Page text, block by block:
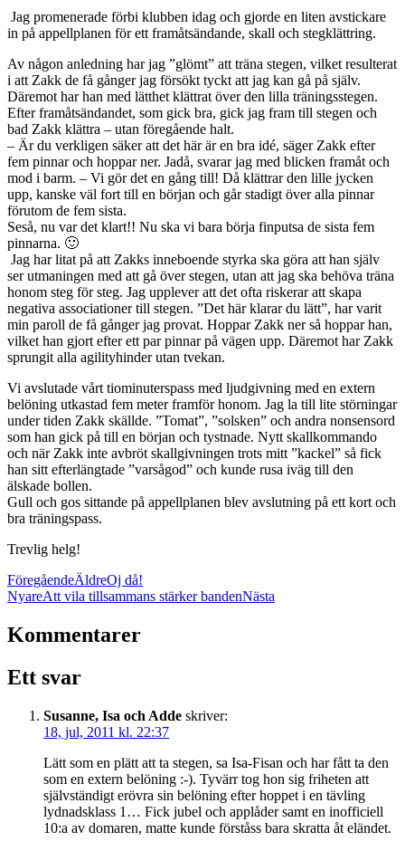
Jag promenerade förbi klubben idag och gjorde en liten avstickare
in på appellplanen för ett framåtsändande, skall och stegklättring.
Av någon anledning har jag ”glömt” att träna stegen, vilket resulterat
i att Zakk de få gånger jag försökt tyckt att jag kan gå på själv.
Däremot har han med lätthet klättrat över den lilla träningsstegen.
Efter framåtsändandet, som gick bra, gick jag fram till stegen och
bad Zakk klättra – utan föregående halt.
– Är du verkligen säker att det här är en bra idé, säger Zakk efter
fem pinnar och hoppar ner. Jadå, svarar jag med blicken framåt och
mod i barm. – Vi gör det en gång till! Då klättrar den lille jycken
upp, kanske väl fort till en början och går stadigt över alla pinnar
förutom de fem sista.
Seså, nu var det klart!! Nu ska vi bara börja finputsa de sista fem
pinnarna. 🙂
Jag har litat på att Zakks inneboende styrka ska göra att han själv
ser utmaningen med att gå över stegen, utan att jag ska behöva träna
honom steg för steg. Jag upplever att det ofta riskerar att skapa
negativa associationer till stegen. ”Det här klarar du lätt”, har varit
min paroll de få gånger jag provat. Hoppar Zakk ner så hoppar han,
vilket han gjort efter ett par pinnar på vägen upp. Däremot har Zakk
sprungit alla agilityhinder utan tvekan.
Vi avslutade vårt tiominuterspass med ljudgivning med en extern
belöning utkastad fem meter framför honom. Jag la till lite störningar
under tiden Zakk skällde. ”Tomat”, ”solsken” och andra nonsensord
som han gick på till en början och tystnade. Nytt skallkommando
och när Zakk inte avbröt skallgivningen trots mitt ”kackel” så fick
han sitt efterlängtade ”varsågod” och kunde rusa iväg till den
älskade bollen.
Gull och gos sittande på appellplanen blev avslutning på ett kort och
bra träningspass.
Trevlig helg!
FöregåendeÄldreOj då!
NyareAtt vila tillsammans stärker bandenNästa
Kommentarer
Ett svar
Susanne, Isa och Adde skriver:
18, jul, 2011 kl. 22:37
Lätt som en plätt att ta stegen, sa Isa-Fisan och har fått ta den
som en extern belöning :-). Tyvärr tog hon sig friheten att
självständigt erövra sin belöning efter hoppet i en tävling
lydnadsklass 1… Fick jubel och applåder samt en inofficiell
10:a av domaren, matte kunde förståss bara skratta åt eländet.